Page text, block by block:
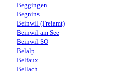
Beggingen
Begnins
Beinwil (Freiamt)
Beinwil am See
Beinwil SO
Belalp
Belfaux
Bellach